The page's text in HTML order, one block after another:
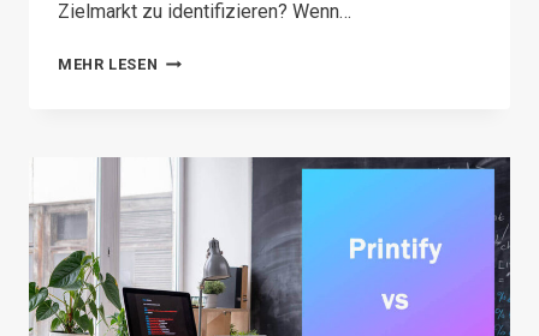
Zielmarkt zu identifizieren? Wenn…
MEHR LESEN GOOGLE
DIE
10
TIPPS
ZUR
STEIGERUNG